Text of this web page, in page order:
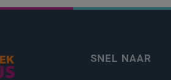
SNEL NAAR